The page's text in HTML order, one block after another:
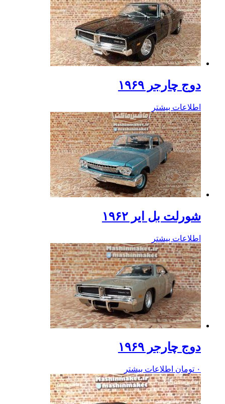
دوج چارجر ۱۹۶۹
اطلاعات بیشتر
شورلت بل ایر ۱۹۶۲
اطلاعات بیشتر
دوج چارجر ۱۹۶۹
۰ تومان اطلاعات بیشتر